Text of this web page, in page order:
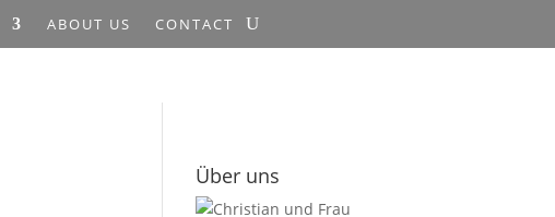
ABOUT US CONTACT
Über uns